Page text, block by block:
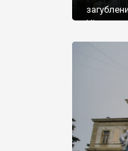
Ніжин